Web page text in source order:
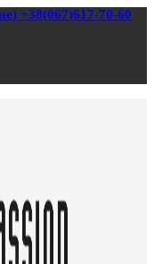
+38(067)617-70-60